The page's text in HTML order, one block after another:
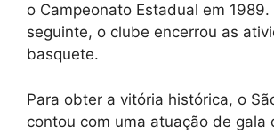
o Campeonato Estadual em 1989.
seguinte, o clube encerrou as
basquete.
Para obter a vitória histórica, o
contou com uma atuação de gala